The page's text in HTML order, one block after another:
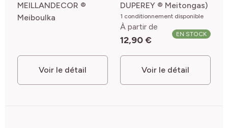
MEILLANDECOR ®
Meiboulka
Voir le détail
DUPEREY ® Meitongas)
1 conditionnement disponible
À partir de
12,90 €
EN STOCK
Voir le détail